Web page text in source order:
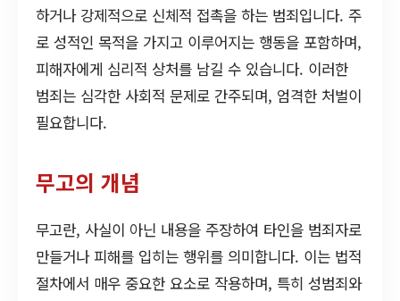
하거나 강제적으로 신체적 접촉을 하는 범죄입니다. 주
로 성적인 목적을 가지고 이루어지는 행동을 포함하며,
피해자에게 심리적 상처를 남길 수 있습니다. 이러한
범죄는 심각한 사회적 문제로 간주되며, 엄격한 처벌이
필요합니다.
무고의 개념
무고란, 사실이 아닌 내용을 주장하여 타인을 범죄자로
만들거나 피해를 입히는 행위를 의미합니다. 이는 법적
절차에서 매우 중요한 요소로 작용하며, 특히 성범죄와